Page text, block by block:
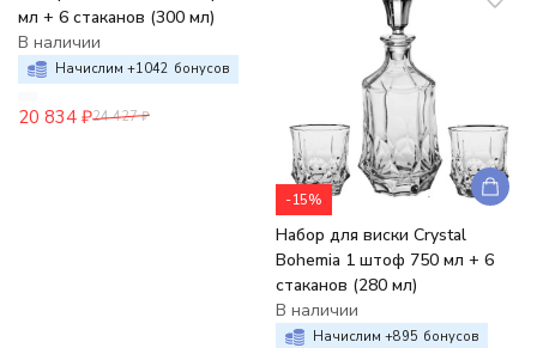
мл + 6 стаканов (300 мл)
В наличии
Начислим +1042 бонусов
20 834 ₽24 427 ₽
-15%
Набор для виски Crystal
Bohemia 1 штоф 750 мл + 6
стаканов (280 мл)
В наличии
Начислим +895 бонусов